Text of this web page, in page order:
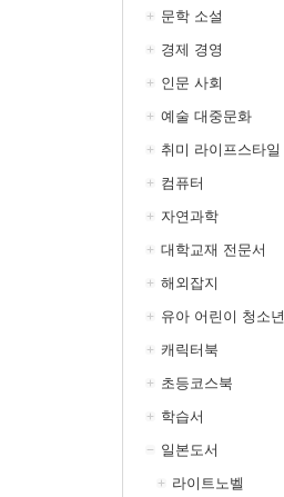
문학 소설
경제 경영
인문 사회
예술 대중문화
취미 라이프스타일
컴퓨터
자연과학
대학교재 전문서
해외잡지
유아 어린이 청소년
캐릭터북
초등코스북
학습서
일본도서
라이트노벨